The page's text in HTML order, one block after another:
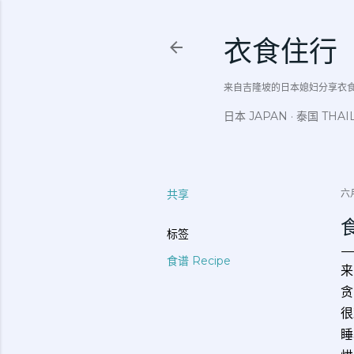
衣食住行
来自吉隆坡的日本媳妇分享
日本 JAPAN 泰国
共享
标签
食谱 Recipe
六